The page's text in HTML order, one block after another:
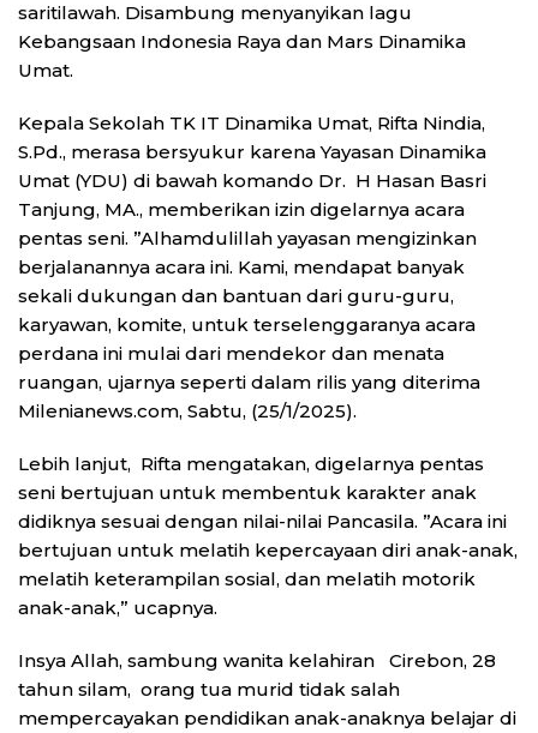
saritilawah. Disambung menyanyikan lagu
Kebangsaan Indonesia Raya dan Mars Dinamika
Umat.
Kepala Sekolah TK IT Dinamika Umat, Rifta Nindia,
S.Pd., merasa bersyukur karena Yayasan Dinamika
Umat (YDU) di bawah komando Dr. H Hasan Basri
Tanjung, MA., memberikan izin digelarnya acara
pentas seni. ”Alhamdulillah yayasan mengizinkan
berjalanannya acara ini. Kami, mendapat banyak
sekali dukungan dan bantuan dari guru-guru,
karyawan, komite, untuk terselenggaranya acara
perdana ini mulai dari mendekor dan menata
ruangan, ujarnya seperti dalam rilis yang diterima
Milenianews.com, Sabtu, (25/1/2025).
Lebih lanjut, Rifta mengatakan, digelarnya pentas
seni bertujuan untuk membentuk karakter anak
didiknya sesuai dengan nilai-nilai Pancasila. ”Acara ini
bertujuan untuk melatih kepercayaan diri anak-anak,
melatih keterampilan sosial, dan melatih motorik
anak-anak,” ucapnya.
Insya Allah, sambung wanita kelahiran Cirebon, 28
tahun silam, orang tua murid tidak salah
mempercayakan pendidikan anak-anaknya belajar di